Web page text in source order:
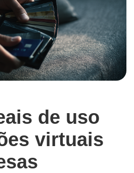
de uso
virtuais